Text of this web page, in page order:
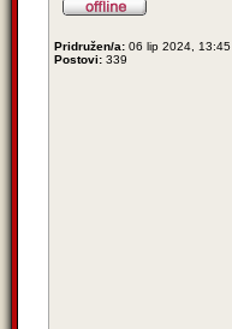
Pridružen/a: 06 lip 2024, 13:45
Postovi: 339